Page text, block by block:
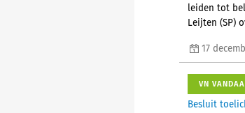
leiden tot
Leijten (SP)
17
VN
Besluit